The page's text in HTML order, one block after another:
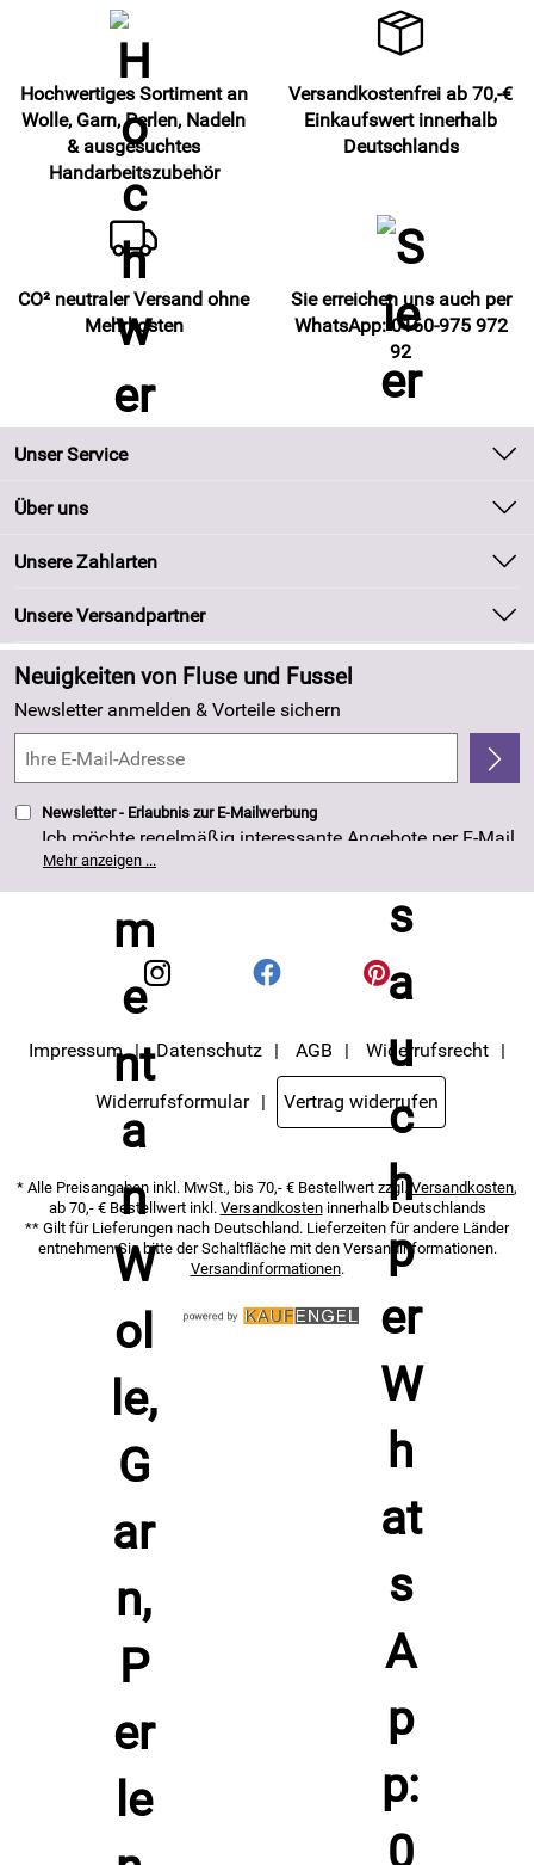
Hochwertiges Sortiment an
Wolle, Garn, Perlen, Nadeln
& ausgesuchtes
Handarbeitszubehör
Versandkostenfrei ab 70,-€
Einkaufswert innerhalb
Deutschlands
CO² neutraler Versand ohne
Mehrkosten
Sie erreichen uns auch per
WhatsApp: 0160-975 972
92
Unser Service
Kontakt
Kundeninformationen
Newsletter
Zahlung und Versand
Kundenlogin
Über uns
Unsere Bestseller
Neu
Angebote
Made in Germany
4,8/5*****
Unsere Zahlarten
Unsere Versandpartner
Neuigkeiten von Fluse und Fussel
Newsletter anmelden & Vorteile sichern
Newsletter - Erlaubnis zur E-Mailwerbung
Ich möchte regelmäßig interessante Angebote per E-Mail
erhalten. Meine E-Mail-Adresse wird nicht an andere
Unternehmen weitergegeben. Die Einwilligung zur
Nutzung meiner E-Mail- Adresse für Werbezwecke kann
Datenschutzerklärung habe ich zur Kenntnis
genommen.
Mehr anzeigen ...
Impressum Datenschutz AGB Widerrufsrecht
Widerrufsformular Vertrag widerrufen
* Alle Preisangaben inkl. MwSt., bis 70,- € Bestellwert zzgl. Versandkosten,
ab 70,- € Bestellwert inkl. Versandkosteninnerhalb Deutschlands
** Gilt für Lieferungen nach Deutschland. Lieferzeiten für andere Länder
entnehmen Sie bitte der Schaltfläche mit den Versandinformationen.
Versandinformationen.